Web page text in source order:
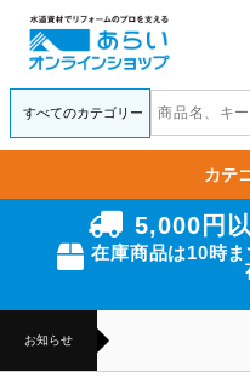
5,000円
在庫商品は10時
お知らせ
カテ